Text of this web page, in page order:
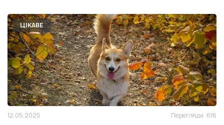
ЦІКАВЕ
12.05.2025 Перегляди 616